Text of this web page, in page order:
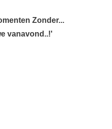
Zonder...
vanavond..!'